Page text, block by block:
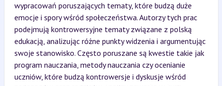
wypracowań poruszających tematy, które budzą duże
emocje i spory wśród społeczeństwa. Autorzy tych prac
podejmują kontrowersyjne tematy związane z polską
edukacją, analizując różne punkty widzenia i argumentując
swoje stanowisko. Często poruszane są kwestie takie jak
program nauczania, metody nauczania czy ocenianie
uczniów, które budzą kontrowersje i dyskusje wśród